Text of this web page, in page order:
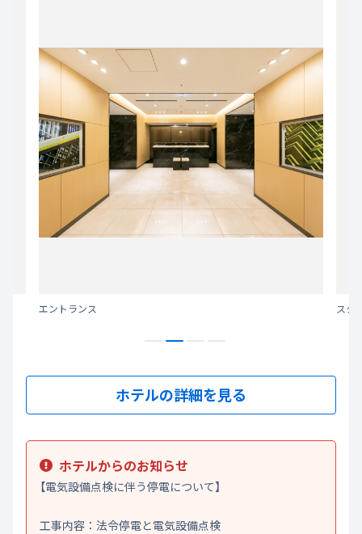
エントランス スタ
ホテルの詳細を見る
ホテルからのお知らせ
【電気設備点検に伴う停電について】
工事内容：法令停電と電気設備点検